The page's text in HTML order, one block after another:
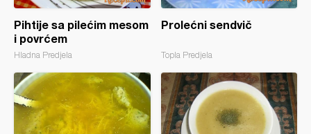
Pihtije sa pilećim mesom
i povrćem
Hladna Predjela
Prolećni sendvič
Topla Predjela